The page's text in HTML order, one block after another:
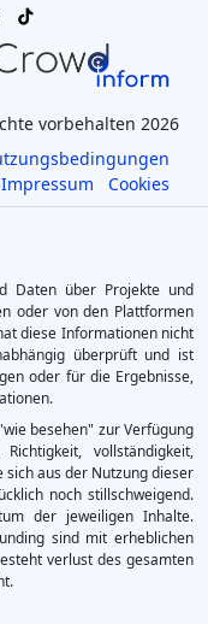
vorbehalten 2026
Impressum Cookies
Daten über Projekte und
oder von den Plattformen
diese Informationen nicht
überprüft und ist
oder für die Ergebnisse,
besehen" zur Verfügung
vollständigkeit,
aus der Nutzung dieser
noch stillschweigend.
der jeweiligen Inhalte.
sind mit erheblichen
verlust des gesamten